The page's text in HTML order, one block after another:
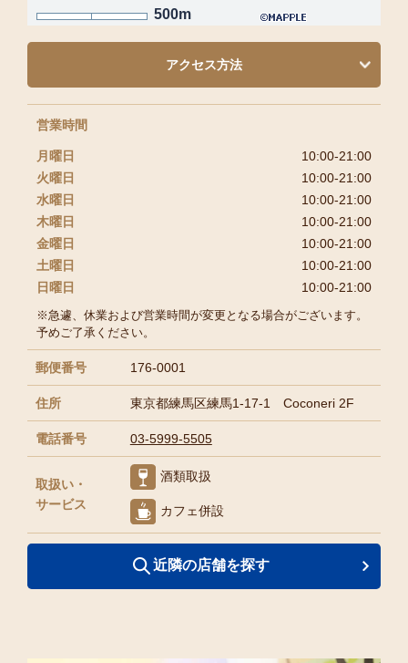
500m
営業時間
月曜日
10:00-21:00
火曜日
10:00-21:00
水曜日
10:00-21:00
木曜日
10:00-21:00
金曜日
10:00-21:00
土曜日
10:00-21:00
日曜日
10:00-21:00
※急遽、休業および営業時間が変更となる場合がございます。
予めご了承ください。
郵便番号 176-0001
住所 東京都練馬区練馬1-17-1 Coconeri 2F
電話番号 03-5999-5505
取扱い・
サービス
酒類取扱
カフェ併設
アクセス方法